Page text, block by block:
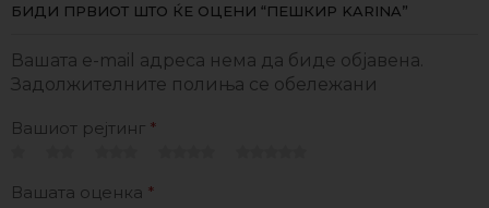
БИДИ ПРВИОТ ШТО ЌЕ ОЦЕНИ “ПЕШКИР KARINA”
Вашата e-mail адреса нема да биде објавена.
Задолжителните полиња се обележани
Вашиот рејтинг *
Вашата оценка *